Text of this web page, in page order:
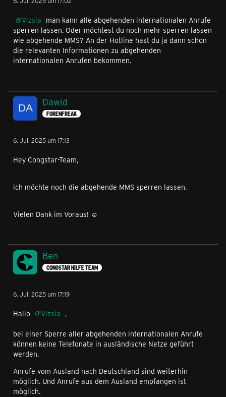
Vizsla man kann alle abgehenden internationalen Anrufe
sperren lassen. Oder möchtest du noch mehr sperren lassen
wie abgehende MMS? An der Hotline hast du ja dann schon
die relevanten Informationen zu abgehenden
internationalen Anrufen bekommen.
Dawid
FORENFREAK
6. Juli 2025 um 17:13
Hey Congstar-Team,
ich möchte noch die abgehende MMS sperren lassen.
Vielen Dank im Voraus! ☺️
Ben
CONGSTAR HILFE TEAM
6. Juli 2025 um 17:19
Hallo Vizsla ,
bei einer Sperre aller abgehenden internationalen Anrufe
können keine Telefonate in ausländische Netze geführt
werden.
Anrufe vom Ausland nach Deutschland sind weiterhin
möglich. Und Anrufe aus dem Ausland empfangen ist
möglich.